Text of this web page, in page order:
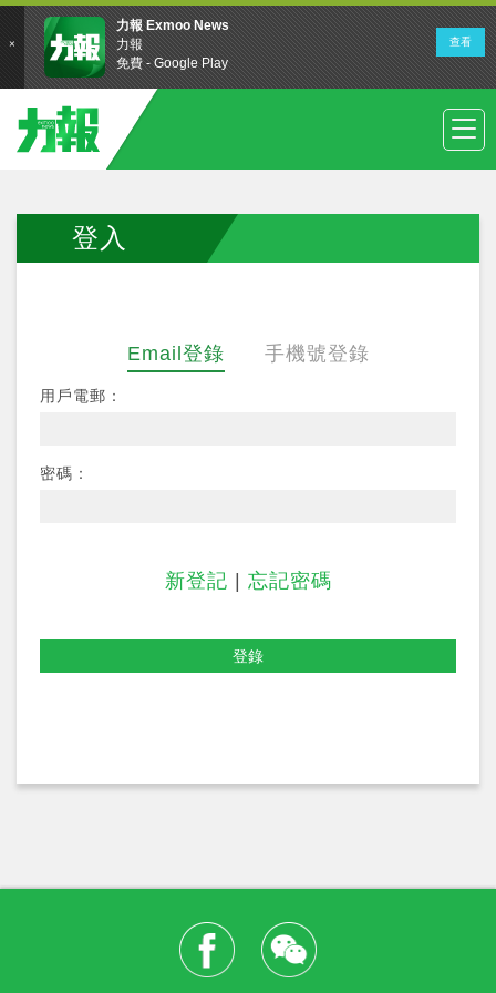
登入
Email登錄 手機號登錄
用戶電郵：
密碼：
新登記 忘記密碼